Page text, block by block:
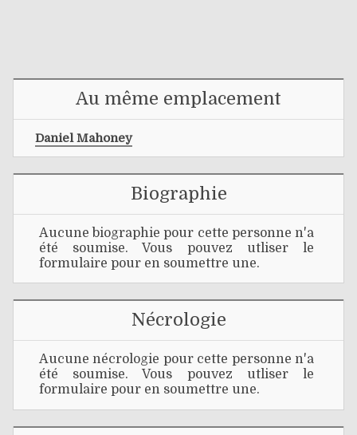
Au même emplacement
Daniel Mahoney
Biographie
Aucune biographie pour cette personne n'a
été soumise. Vous pouvez utliser le
formulaire pour en soumettre une.
Nécrologie
Aucune nécrologie pour cette personne n'a
été soumise. Vous pouvez utliser le
formulaire pour en soumettre une.